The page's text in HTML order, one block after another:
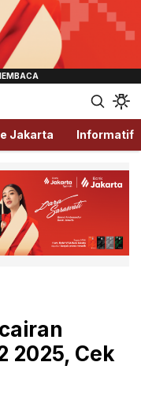
Jakarta Informatif
2025, Cek